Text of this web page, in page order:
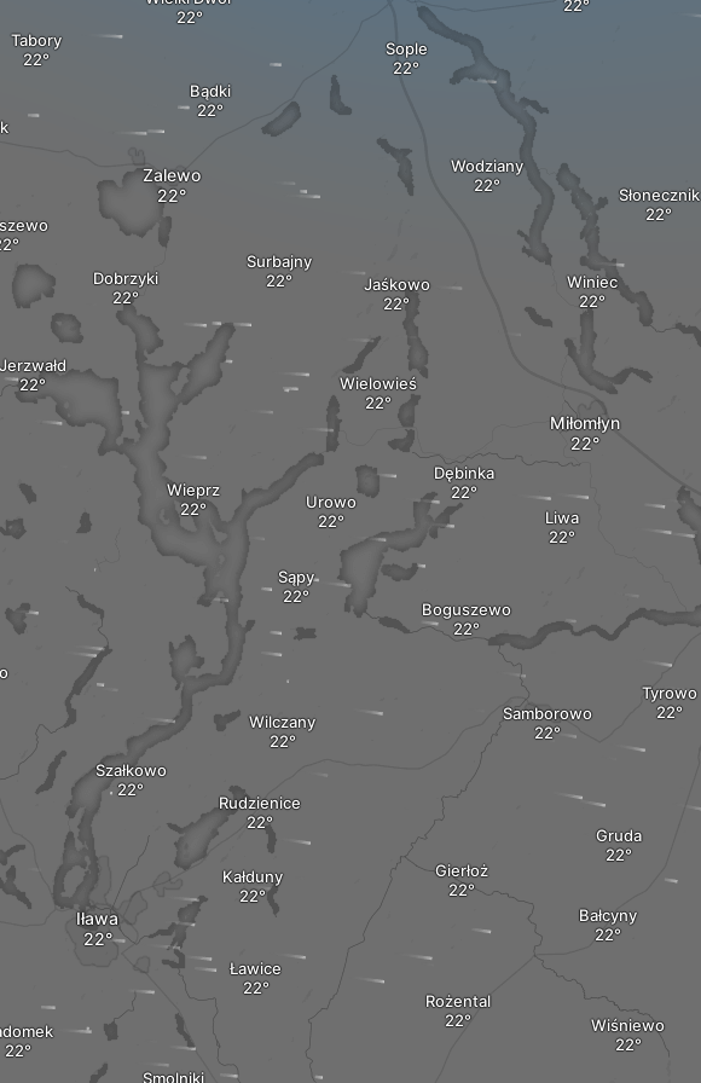
Tyrowo
Słonecznik
Urowo
Boguszewo
Liwa
Samborowo
Dębinka
Wiśniewo
Winiec
Jaśkowo
Wielowieś
Miłomłyn
Wodziany
Gierłoż
Gruda
Bałcyny
Rożental
Wilczany
Wieprz
Sąpy
Szałkowo
Sople
Surbajny
Zalewo
Dobrzyki
Ławice
Kałduny
Smolniki
Rudzienice
Iława
Bądki
Tabory